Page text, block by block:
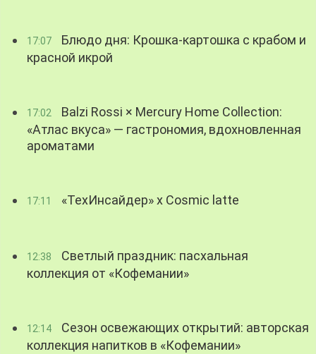
17:07
Блюдо дня: Крошка-картошка с крабом и
красной икрой
17:02
Balzi Rossi × Mercury Home Collection:
«Атлас вкуса» — гастрономия, вдохновленная
ароматами
17:11 «ТехИнсайдер» х Cosmic latte
12:38
Светлый праздник: пасхальная
коллекция от «Кофемании»
12:14
Сезон освежающих открытий: авторская
коллекция напитков в «Кофемании»